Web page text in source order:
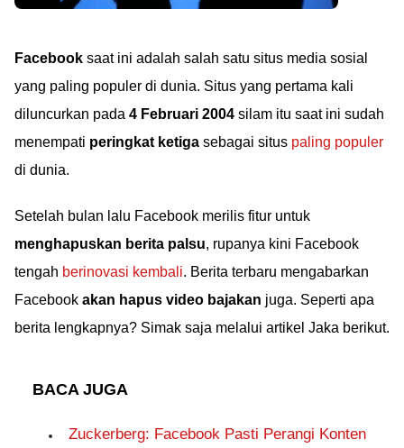
Facebook saat ini adalah salah satu situs media sosial
yang paling populer di dunia. Situs yang pertama kali
diluncurkan pada 4 Februari 2004 silam itu saat ini sudah
menempati peringkat ketiga sebagai situs paling populer
di dunia.
Setelah bulan lalu Facebook merilis fitur untuk
menghapuskan berita palsu, rupanya kini Facebook
tengah berinovasi kembali. Berita terbaru mengabarkan
Facebook akan hapus video bajakan juga. Seperti apa
berita lengkapnya? Simak saja melalui artikel Jaka berikut.
BACA JUGA
Zuckerberg: Facebook Pasti Perangi Konten